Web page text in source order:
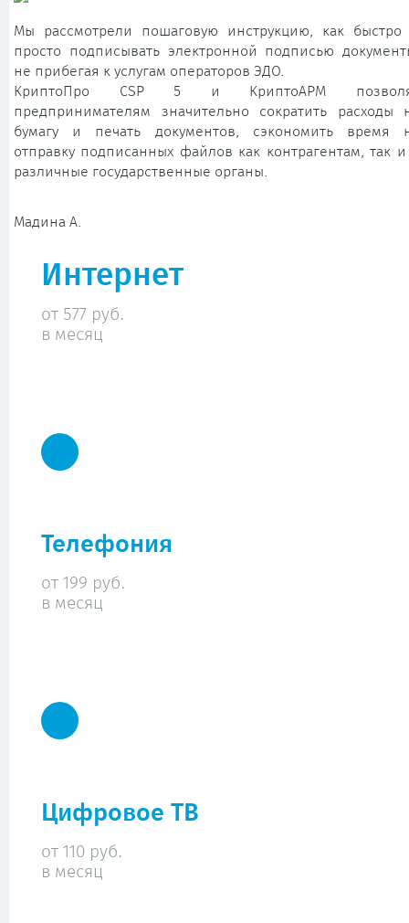
Мы рассмотрели пошаговую инструкцию, как быстро
просто подписывать электронной подписью
не прибегая к услугам операторов ЭДО.
КриптоПро CSP 5 и КриптоАРМ
предпринимателям значительно сократить расходы
бумагу и печать документов, сэкономить время
отправку подписанных файлов как контрагентам, так
различные государственные органы.
Мадина А.
Интернет
от 577 руб.
в месяц
Телефония
от 199 руб.
в месяц
Цифровое ТВ
от 110 руб.
в месяц